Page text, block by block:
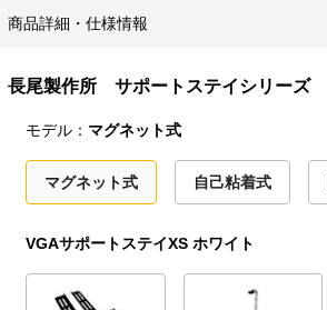
商品詳細・仕様情報
長尾製作所 サポートステイシリーズ
モデル： マグネット式
マグネット式 自己粘着式
VGAサポートステイXS ホワイト